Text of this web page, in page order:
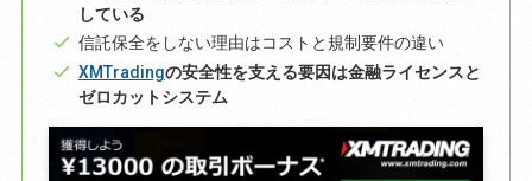
している
信託保全をしない理由はコストと規制要件の違い
XMTradingの安全性を支える要因は金融ライセンスと
ゼロカットシステム